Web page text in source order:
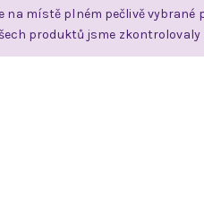
na místě plném pečlivě vybrané
produktů jsme zkontrolovaly